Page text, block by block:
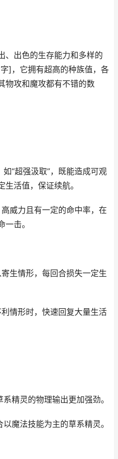
、出色的生存能力和多样的
]，它拥有超高的种族值，各
物攻和魔攻都有不错的数
“超强汲取”，既能造成可观
活值，保证续航。
威力且有一定的命中率，在
击。
生情形，每回合损失一定生
情形时，快速回复大量生活
精灵的物理输出更加强劲。
魔法技能为主的草系精灵。